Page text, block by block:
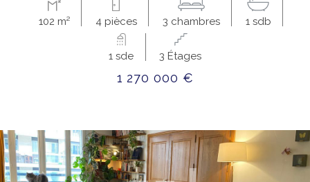
102 m² 4 pièces 3 chambres 1 sdb
1 sde 3 Étages
1 270 000 €